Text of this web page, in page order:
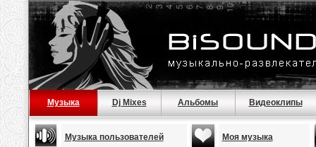
Музыка Dj Mixes Альбомы Видеоклипы
Музыка пользователей Моя музыка